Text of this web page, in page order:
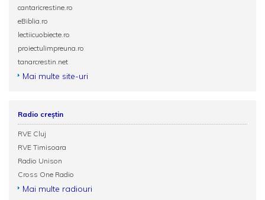
cantaricrestine.ro
eBiblia.ro
lectiicuobiecte.ro
proiectulimpreuna.ro
tanarcrestin.net
Mai multe site-uri
Radio creștin
RVE Cluj
RVE Timisoara
Radio Unison
Cross One Radio
Mai multe radiouri